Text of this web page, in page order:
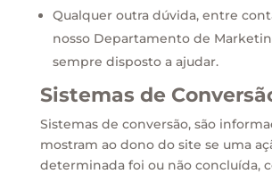
Qualquer outra dúvida, entre
nosso Departamento de
sempre disposto a ajudar.
Sistemas de
Sistemas de conversão, são
mostram ao dono do site se uma
determinada foi ou não concluída,